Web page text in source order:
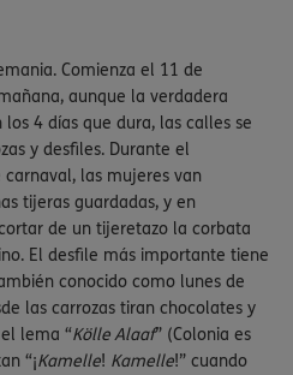
Comienza el 11 de
aunque la verdadera
4 días que dura, las calles se
y desfiles. Durante el
las mujeres van
tijeras guardadas, y en
de un tijeretazo la corbata
El desfile más importante tiene
conocido como lunes de
las carrozas tiran chocolates y
lema “Kölle Alaaf” (Colonia es
“¡Kamelle! Kamelle!” cuando